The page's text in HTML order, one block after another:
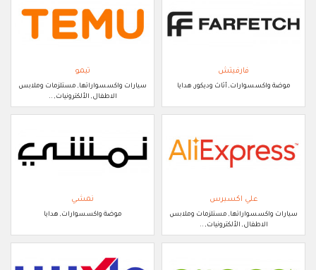
فارفيتش
موضة واكسسوارات, أثاث وديكور, هدايا
تيمو
سيارات واكسسواراتها, مستلزمات وملابس
الاطفال, الألكترونيات, ..
علي اكسبرس
سيارات واكسسواراتها, مستلزمات وملابس
الاطفال, الألكترونيات, ..
نمشي
موضة واكسسوارات, هدايا